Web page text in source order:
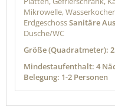
Mikrowelle, Wasserkocher
ErdgeschossSanitäre
Dusche/WC
Größe (Quadratmeter):
Mindestaufenthalt: 4
Belegung: 1-2 Personen